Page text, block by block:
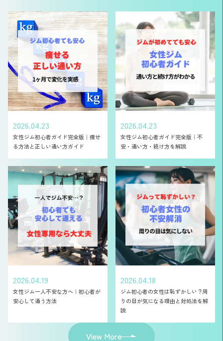
2026.04.23
女性ジム初心者ガイド完全版｜痩せ
る方法と正しい通い方ガイド
2026.04.23
女性ジム初心者ガイド完全版｜不
安・通い方・続け方を解説
2026.04.19
女性ジム一人不安な方へ｜初心者が
安心して通う方法
2026.04.18
ジム初心者の女性は恥ずかしい？周
りの目が気になる理由と対処法を解
説
View More